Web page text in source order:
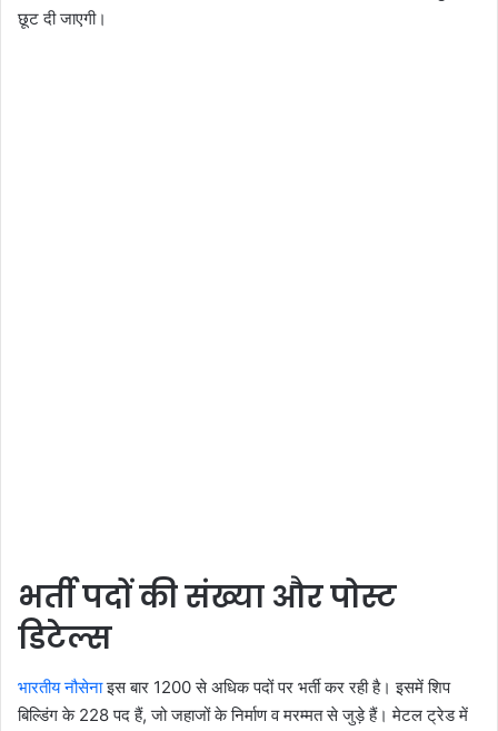
छूट दी जाएगी।
भर्ती पदों की संख्या और पोस्ट
डिटेल्स
भारतीय नौसेनाइस बार 1200 से अधिक पदों पर भर्ती कर रही है। इसमें शिप
बिल्डिंग के 228 पद हैं, जो जहाजों के निर्माण व मरम्मत से जुड़े हैं। मेटल ट्रेड में